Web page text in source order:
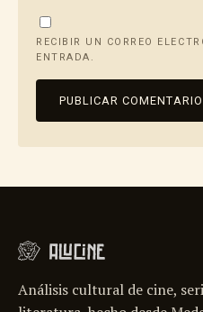
RECIBIR UN CORREO
ENTRADA.
Análisis cultural de cine,